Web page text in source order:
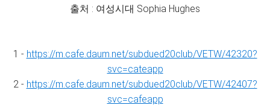
출처 : 여성시대 Sophia Hughes
1 - https://m.cafe.daum.net/subdued20club/VETW/42320?
svc=cateapp
2 - https://m.cafe.daum.net/subdued20club/VETW/42407?
svc=cafeapp